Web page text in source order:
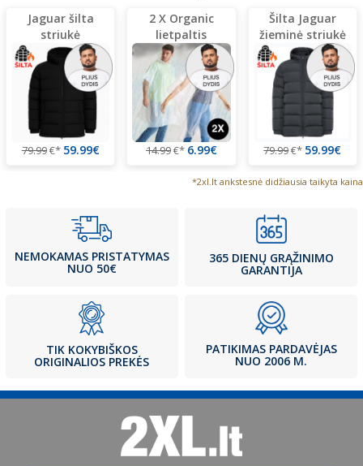
Jaguar šilta
striukė
79.99€* 59.99€
2 X Organic
lietpaltis
14.99€* 6.99€
Šilta Jaguar
žieminė striukė
79.99€* 59.99€
*2xl.lt ankstesnė didžiausia taikyta kaina
NEMOKAMAS PRISTATYMAS
NUO 50€
365 DIENŲ GRĄŽINIMO
GARANTIJA
TIK KOKYBIŠKOS
ORIGINALIOS PREKĖS
PATIKIMAS PARDAVĖJAS
NUO 2006 M.